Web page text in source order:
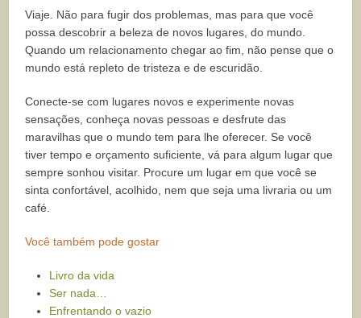
Viaje. Não para fugir dos problemas, mas para que você
possa descobrir a beleza de novos lugares, do mundo.
Quando um relacionamento chegar ao fim, não pense que o
mundo está repleto de tristeza e de escuridão.
Conecte-se com lugares novos e experimente novas
sensações, conheça novas pessoas e desfrute das
maravilhas que o mundo tem para lhe oferecer. Se você
tiver tempo e orçamento suficiente, vá para algum lugar que
sempre sonhou visitar. Procure um lugar em que você se
sinta confortável, acolhido, nem que seja uma livraria ou um
café.
Você também pode gostar
Livro da vida
Ser nada…
Enfrentando o vazio